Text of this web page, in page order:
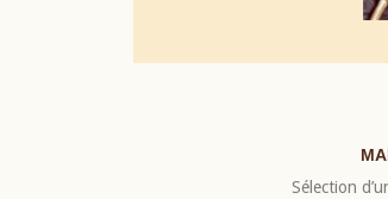
Sélection